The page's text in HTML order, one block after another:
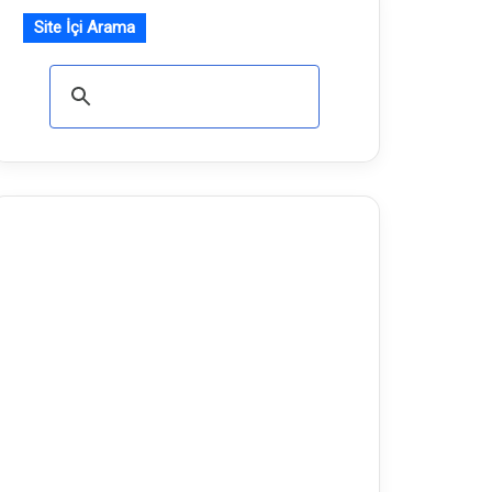
Site İçi Arama